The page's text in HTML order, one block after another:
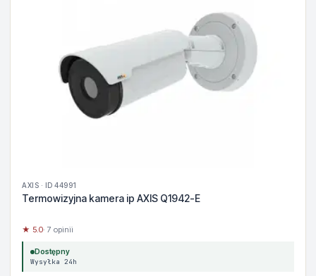
AXIS · ID 44991
Termowizyjna kamera ip AXIS Q1942-E
★ 5.0· 7 opinii
Dostępny
Wysyłka 24h